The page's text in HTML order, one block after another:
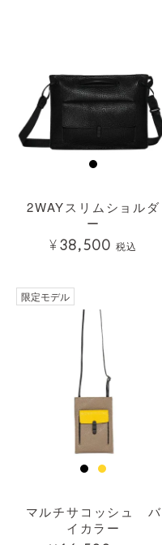
2WAYスリムショルダ
ー
¥38,500 税込
限定モデル
マルチサコッシュ バ
イカラー